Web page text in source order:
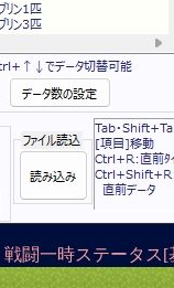
闘一時ステータス[